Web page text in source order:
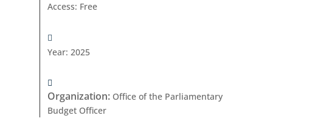
Access: Free
Year: 2025
Organization: Office of the Parliamentary
Budget Officer